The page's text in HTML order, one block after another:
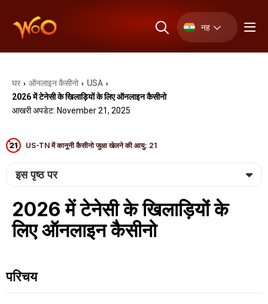
नह
घर › ऑनलाइन कैसीनो › USA ›
2026 में टेनेसी के खिलाड़ियों के लिए ऑनलाइन कैसीनो
आखरी अपडेट: November 21, 2025
US-TN में कानूनी कैसीनो जुआ खेलने की आयु: 21
इस पृष्ठ पर
2026 में टेनेसी के खिलाड़ियों के
लिए ऑनलाइन कैसीनो
परिचय